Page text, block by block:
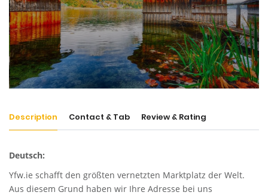
Description Contact & Tab Review & Rating
Deutsch:
Yfw.ie schafft den größten vernetzten Marktplatz der Welt.
Aus diesem Grund haben wir Ihre Adresse bei uns